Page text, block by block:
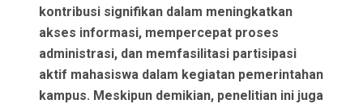
kontribusi signifikan dalam meningkatkan
akses informasi, mempercepat proses
administrasi, dan memfasilitasi partisipasi
aktif mahasiswa dalam kegiatan pemerintahan
kampus. Meskipun demikian, penelitian ini juga